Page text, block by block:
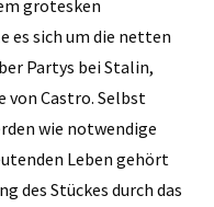
grotesken
es sich um die netten
Partys bei Stalin,
von Castro. Selbst
wie notwendige
Leben gehört
des Stückes durch das